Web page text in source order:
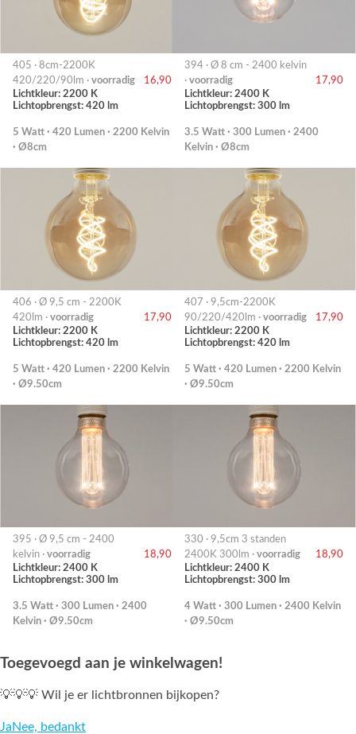
405 · 8cm-2200K
420/220/90lm · voorradig
16,90
Lichtkleur: 2200 K
Lichtopbrengst: 420 lm
5 Watt · 420 Lumen · 2200 Kelvin
· Ø8cm
394 · Ø 8 cm - 2400 kelvin
· voorradig
17,90
Lichtkleur: 2400 K
Lichtopbrengst: 300 lm
3.5 Watt · 300 Lumen · 2400
Kelvin · Ø8cm
406 · Ø 9,5 cm - 2200K
420lm · voorradig
17,90
Lichtkleur: 2200 K
Lichtopbrengst: 420 lm
5 Watt · 420 Lumen · 2200 Kelvin
· Ø9.50cm
407 · 9,5cm-2200K
90/220/420lm · voorradig
17,90
Lichtkleur: 2200 K
Lichtopbrengst: 420 lm
5 Watt · 420 Lumen · 2200 Kelvin
· Ø9.50cm
395 · Ø 9,5 cm - 2400
kelvin · voorradig
18,90
Lichtkleur: 2400 K
Lichtopbrengst: 300 lm
3.5 Watt · 300 Lumen · 2400
Kelvin · Ø9.50cm
330 · 9,5cm 3 standen
2400K 300lm · voorradig
18,90
Lichtkleur: 2400 K
Lichtopbrengst: 300 lm
4 Watt · 300 Lumen · 2400 Kelvin
· Ø9.50cm
Toegevoegd aan je winkelwagen!
💡💡💡 Wil je er lichtbronnen bijkopen?
JaNee, bedankt